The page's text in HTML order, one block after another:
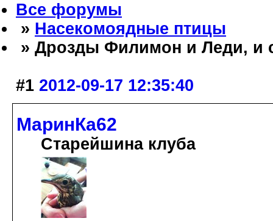
Все форумы
» Насекомоядные птицы
» Дрозды Филимон и Леди, и
#1 2012-09-17 12:35:40
МаринКа62
Старейшина клуба